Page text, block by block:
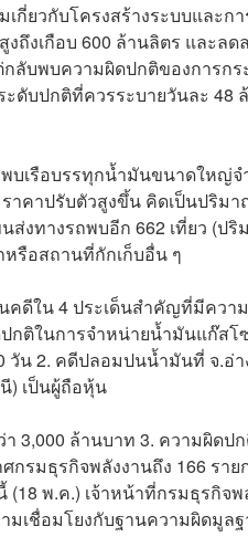
เกี่ยวกับโครงสร้างระบบและ
งเกือบ 600 ล้านลิตร และลด
ลับพบความผิดปกติของการก
บปกติที่ควรระบายวันละ 48
เรือบรรทุกน้ำมันขนาดใหญ่จ
าคาปรับตัวสูงขึ้น คิดเป็นปริ
งทางรถพบอีก 662 เที่ยว (ป
รือสถานที่กักเก็บอื่น ๆ
คดีใน 4 ประเด็นสำคัญที่มีคว
ติในการจำหน่ายน้ำมันแก๊สโ
วัน 2. คดีปลอมปนน้ำมันที่ จ.อ่
) เป็นผู้ถือหุ้น
3,000 ล้านบาท 3. ความผิดป
รมธุรกิจพลังงานถึง 166 รา
พ.ค.) เจ้าหน้าที่กรมธุรกิจ
เชื่อมโยงกับฐานความผิดมูล